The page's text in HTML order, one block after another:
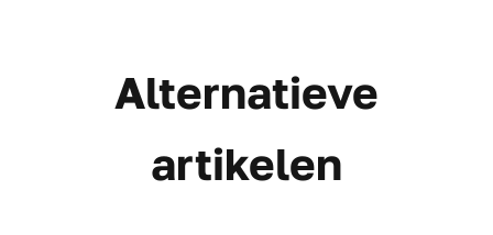
Alternatieve
artikelen